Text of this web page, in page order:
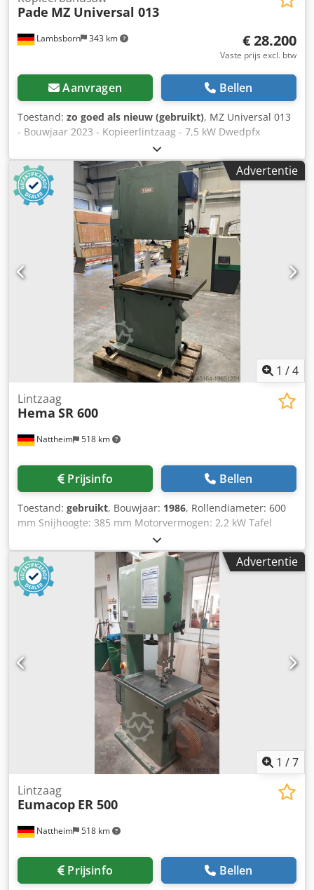
Lambsborn 343 km
Pade MZ Universal 013
€ 28.200
Vaste prijs excl. btw
Aanvragen Bellen
Toestand: zo goed als nieuw (gebruikt), MZ Universal 013
- Bouwjaar 2023 - Kopieerlintzaag - 7,5 kW Dwedpfx
Aezqgkzohnja - 400 Volt - Lasersnijhoek +45°/-45° -
Nieuwprijs € 54.000,- - Afmetingen 3800 x 2300 x 2470 H -
Gewicht 2000 kg
Advertentie
1 /4
Nattheim 518 km
Lintzaag
Hema SR 600
Prijsinfo Bellen
Toestand: gebruikt, Bouwjaar: 1986, Rollendiameter: 600
mm Snijhoogte: 385 mm Motorvermogen: 2,2 kW Tafel
kantelbaar Tafelformaat: 540 x 600 mm Totale hoogte: 2100
mm Gewicht: ca. 260 kg Opslaglocatie: Nattheim Dwodpow
D Aybjfx Ahnoa
Advertentie
1 /7
Nattheim 518 km
Lintzaag
Eumacop ER 500
Prijsinfo Bellen